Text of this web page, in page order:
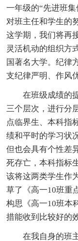
一年级的“先进班
对班主任和学生的
这学期，我们将再
灵活机动的组织方
国著名大学。纪律
支纪律严明、作风
在班级成绩的
三个层次，进行分
点临界生、本科指
绩和平时的学习状
但也会具有个性差
死存亡，本科指标
该将这两类学生作
草了《高一10班重
构思《高一10班本
措能收到比较好的
在我自身的班